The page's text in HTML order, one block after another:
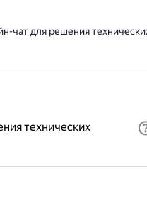
чат для решения
технических